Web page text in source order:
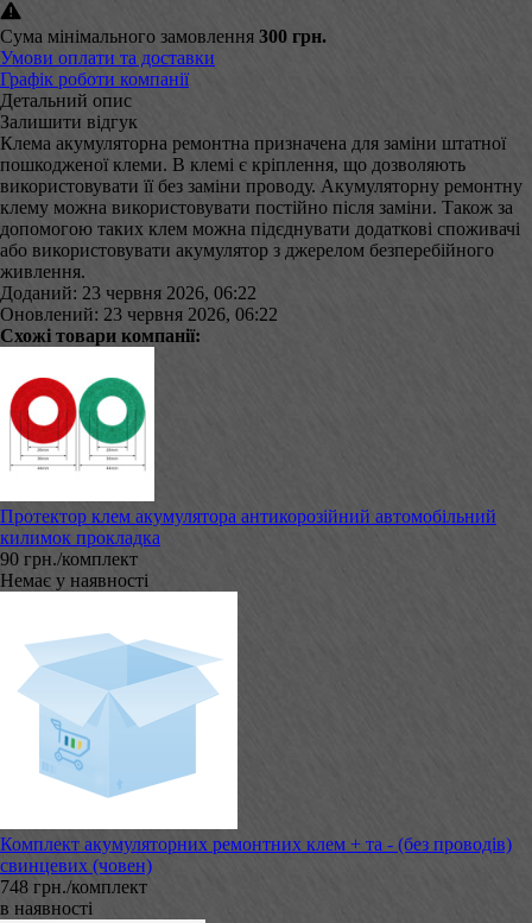
Сума мінімального замовлення 300 грн.
Умови оплати та доставки
Графік роботи компанії
Детальний опис
Залишити відгук
Клема акумуляторна ремонтна призначена для заміни штатної
пошкодженої клеми. В клемі є кріплення, що дозволяють
використовувати її без заміни проводу. Акумуляторну ремонтну
клему можна використовувати постійно після заміни. Також за
допомогою таких клем можна підєднувати додаткові споживачі
або використовувати акумулятор з джерелом безперебійного
живлення.
Доданий: 23 червня 2026, 06:22
Оновлений: 23 червня 2026, 06:22
Схожі товари компанії:
Протектор клем акумулятора антикорозійний автомобільний
килимок прокладка
90 грн./комплект
Немає у наявності
Комплект акумуляторних ремонтних клем + та - (без проводів)
свинцевих (човен)
748 грн./комплект
в наявності